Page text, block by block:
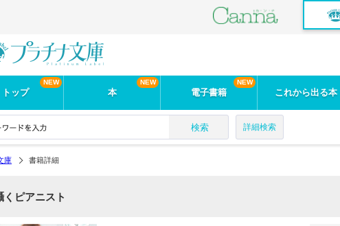
検索 詳細検索
トップ 本 電子書籍 これから出る本
庫 書籍詳細
くピアニスト